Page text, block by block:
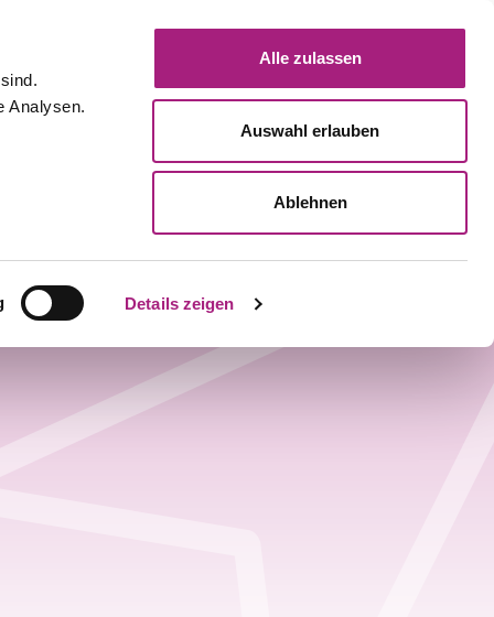
Analysen.
Details zeigen
Alle zulassen
Auswahl erlauben
Ablehnen